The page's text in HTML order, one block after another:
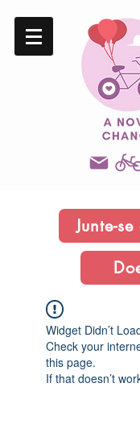
Junte-
Widget Didn’t
Check your
this page.
If that doesn’t